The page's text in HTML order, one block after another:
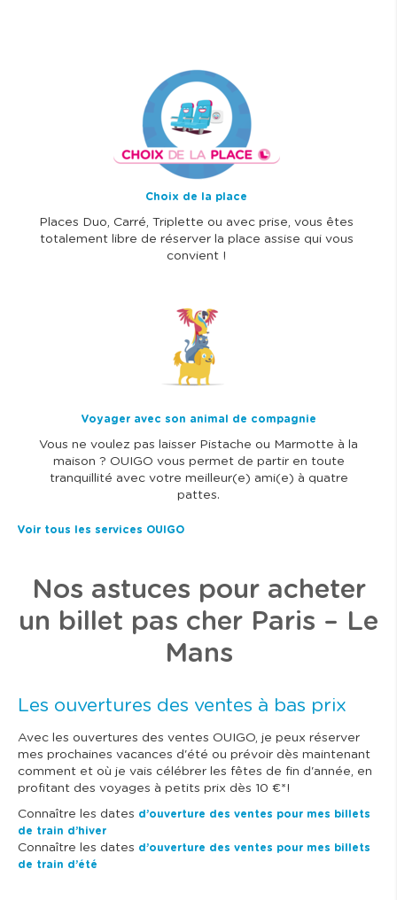
Choix de la place
Places Duo, Carré, Triplette ou avec prise, vous êtes
totalement libre de réserver la place assise qui vous
convient !
Voyager avec son animal de compagnie
Vous ne voulez pas laisser Pistache ou Marmotte à la
maison ? OUIGO vous permet de partir en toute
tranquillité avec votre meilleur(e) ami(e) à quatre
pattes.
Voir tous les services OUIGO
Nos astuces pour acheter
un billet pas cher Paris – Le
Mans
Les ouvertures des ventes à bas prix
Avec les ouvertures des ventes OUIGO, je peux réserver
mes prochaines vacances d'été ou prévoir dès maintenant
comment et où je vais célébrer les fêtes de fin d'année, en
profitant des voyages à petits prix dès 10 €*!
Connaître les dates d’ouverture des ventes pour mes billets
de train d’hiver
Connaître les dates d’ouverture des ventes pour mes billets
de train d’été